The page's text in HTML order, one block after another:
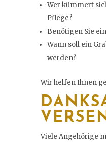
Wer kümmert
Pflege?
Benötigen Sie
Wann soll ein
werden?
Wir helfen Ihnen
Viele Angehörige